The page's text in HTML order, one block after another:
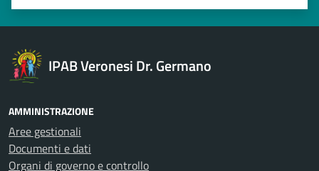
Valuta 5 stelle su 5
Valuta 4 stelle su 5
Valuta 3 stelle su 5
Valuta 2 stelle su 5
Valuta 1 stelle su 5
IPAB Veronesi Dr. Germano
AMMINISTRAZIONE
Aree gestionali
Documenti e dati
Organi di governo e controllo